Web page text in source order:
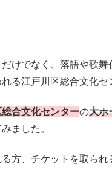
けでなく、落語や歌舞
る江戸川区総合文化セ
合文化センターの大ホ
ました。
方、チケットを取られ